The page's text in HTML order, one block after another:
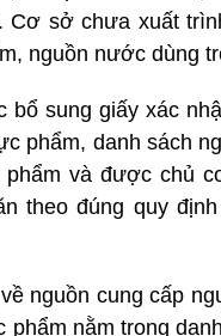
sở chưa xuất
nguồn nước dùng
sung giấy xác
phẩm, danh sách
và được chủ
theo đúng quy
nguồn cung cấp
nằm trong